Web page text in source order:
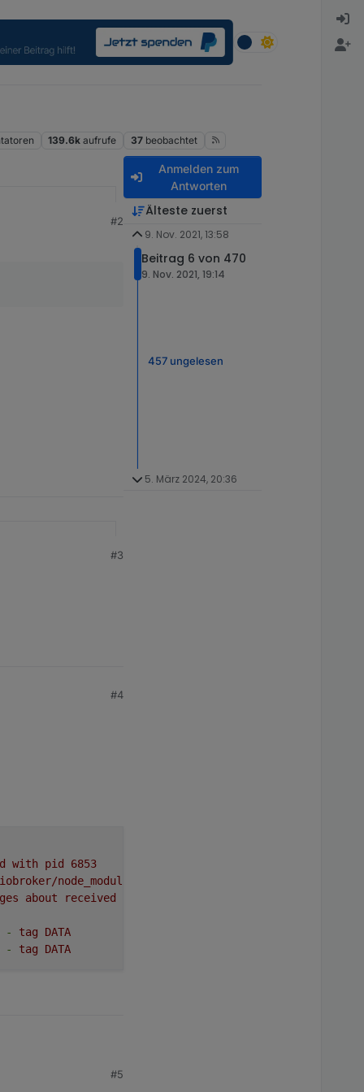
139.6k aufrufe 37 beobachtet
#2
#3
#4
with pid
6853
node_modules/iobroker.e3dc-rscp,
about received
- tag
DATA
- tag DATA
#5
Anmelden zum
Antworten
Älteste zuerst
9. Nov. 2021, 13:58
Beitrag 6 von 470
9. Nov. 2021, 19:14
457 ungelesen
5. März 2024, 20:36